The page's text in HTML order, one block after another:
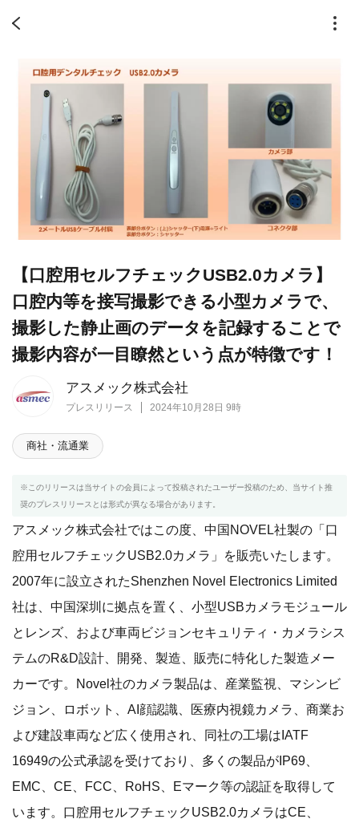
アスメック株式会社
プレスリリース 2024年10月28日 9時
【口腔用セルフチェックUSB2.0カメラ】
口腔内等を接写撮影できる小型カメラで、
撮影した静止画のデータを記録することで
撮影内容が一目瞭然という点が特徴です！
商社・流通業
※このリリースは当サイトの会員によって投稿されたユーザー投稿のため、当サイト推
奨のプレスリリースとは形式が異なる場合があります。
アスメック株式会社ではこの度、中国NOVEL社製の「口
腔用セルフチェックUSB2.0カメラ」を販売いたします。
2007年に設立されたShenzhen Novel Electronics Limited
社は、中国深圳に拠点を置く、小型USBカメラモジュール
とレンズ、および車両ビジョンセキュリティ・カメラシス
テムのR&D設計、開発、製造、販売に特化した製造メー
カーです。Novel社のカメラ製品は、産業監視、マシンビ
ジョン、ロボット、AI顔認識、医療内視鏡カメラ、商業お
よび建設車両など広く使用され、同社の工場はIATF
16949の公式承認を受けており、多くの製品がIP69、
EMC、CE、FCC、RoHS、Eマーク等の認証を取得して
います。口腔用セルフチェックUSB2.0カメラはCE、